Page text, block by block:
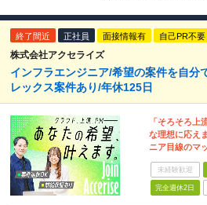
終了間近 正社員 面接情報有 自己PR不要
株式会社アクセライズ
インフラエンジニア/希望の案件を自分
レックス案件あり/年休125日
「そろそろ
な理想に応え
ニア目線のマ
未経験歓迎
完全週休2日